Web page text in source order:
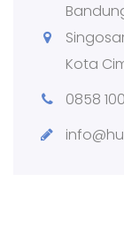
Kota
0858